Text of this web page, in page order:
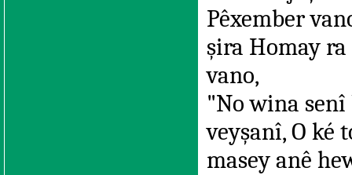
Pêxember
şira Homay ra
vano,
"No wina
veyşanî, O ké
masey anê